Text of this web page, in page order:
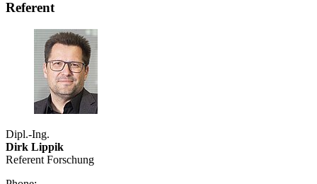
Referent
Dipl.-Ing.
Dirk Lippik
Referent Forschung